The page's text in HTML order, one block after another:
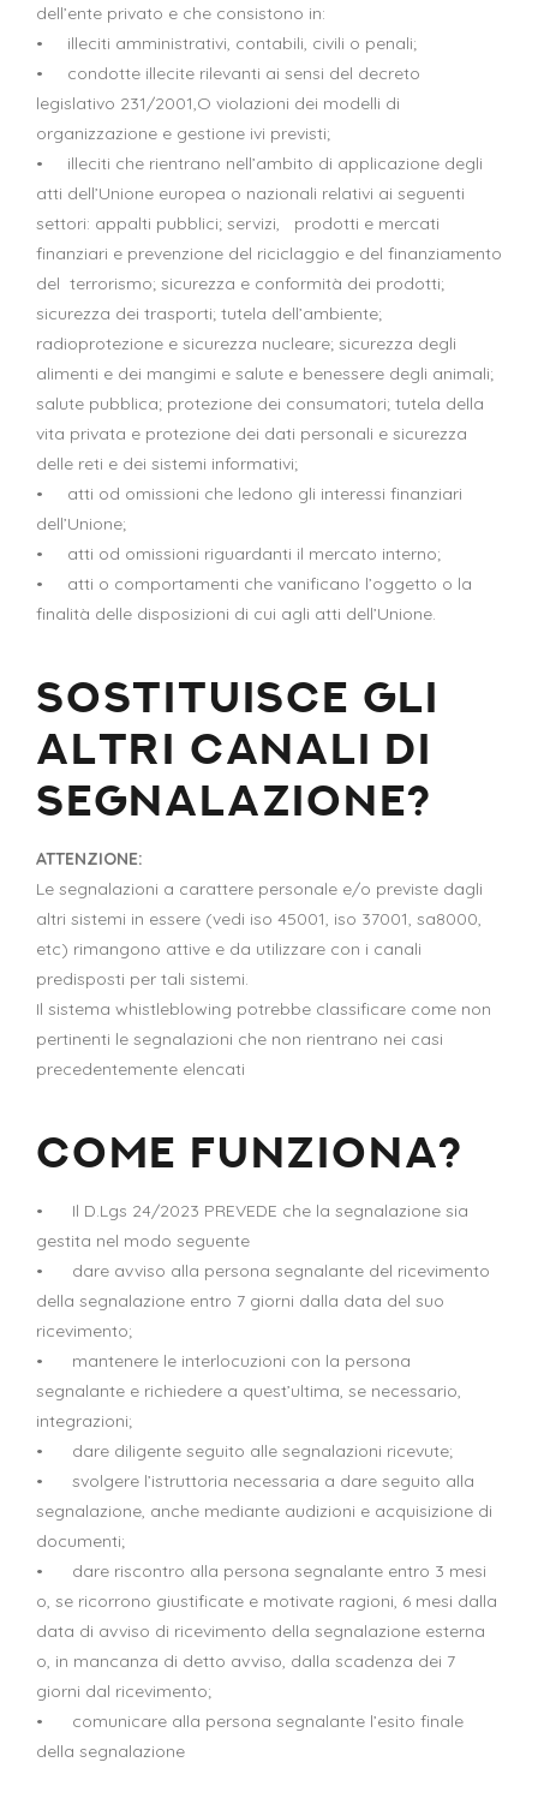
dell’ente privato e che consistono in:
• illeciti amministrativi, contabili, civili o penali;
• condotte illecite rilevanti ai sensi del decreto
legislativo 231/2001,O violazioni dei modelli di
organizzazione e gestione ivi previsti;
• illeciti che rientrano nell’ambito di applicazione degli
atti dell’Unione europea o nazionali relativi ai seguenti
settori: appalti pubblici; servizi, prodotti e mercati
finanziari e prevenzione del riciclaggio e del finanziamento
del terrorismo; sicurezza e conformità dei prodotti;
sicurezza dei trasporti; tutela dell’ambiente;
radioprotezione e sicurezza nucleare; sicurezza degli
alimenti e dei mangimi e salute e benessere degli animali;
salute pubblica; protezione dei consumatori; tutela della
vita privata e protezione dei dati personali e sicurezza
delle reti e dei sistemi informativi;
• atti od omissioni che ledono gli interessi finanziari
dell’Unione;
• atti od omissioni riguardanti il mercato interno;
• atti o comportamenti che vanificano l’oggetto o la
finalità delle disposizioni di cui agli atti dell’Unione.
SOSTITUISCE GLI
ALTRI CANALI DI
SEGNALAZIONE?
ATTENZIONE:
Le segnalazioni a carattere personale e/o previste dagli
altri sistemi in essere (vedi iso 45001, iso 37001, sa8000,
etc) rimangono attive e da utilizzare con i canali
predisposti per tali sistemi.
Il sistema whistleblowing potrebbe classificare come non
pertinenti le segnalazioni che non rientrano nei casi
precedentemente elencati
COME FUNZIONA?
• Il D.Lgs 24/2023 PREVEDE che la segnalazione sia
gestita nel modo seguente
• dare avviso alla persona segnalante del ricevimento
della segnalazione entro 7 giorni dalla data del suo
ricevimento;
• mantenere le interlocuzioni con la persona
segnalante e richiedere a quest’ultima, se necessario,
integrazioni;
• dare diligente seguito alle segnalazioni ricevute;
• svolgere l’istruttoria necessaria a dare seguito alla
segnalazione, anche mediante audizioni e acquisizione di
documenti;
• dare riscontro alla persona segnalante entro 3 mesi
o, se ricorrono giustificate e motivate ragioni, 6 mesi dalla
data di avviso di ricevimento della segnalazione esterna
o, in mancanza di detto avviso, dalla scadenza dei 7
giorni dal ricevimento;
• comunicare alla persona segnalante l’esito finale
della segnalazione